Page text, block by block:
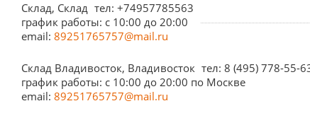
Склад, Склад тел: +74957785563
график работы: c 10:00 до 20:00
email: 89251765757@mail.ru
Склад Владивосток, Владивосток тел: 8 (495) 778-55-
график работы: с 10:00 до 20:00 по Москве
email: 89251765757@mail.ru